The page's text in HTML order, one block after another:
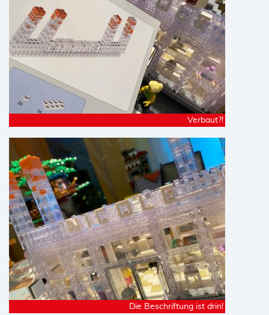
Verbaut?!
Die Beschriftung ist drin!